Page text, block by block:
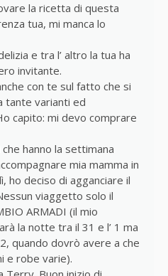
la ricetta di questa
tua, mi manca lo
e tra l’ altro la tua ha
invitante.
con te sul fatto che si
tante varianti ed
capito: mi devo comprare
hanno la settimana
mia mamma in
ho deciso di agganciare il
viaggetto solo il
ARMADI (il mio
la notte tra il 31 e l’ 1 ma
quando dovrò avere a che
e robe varie).